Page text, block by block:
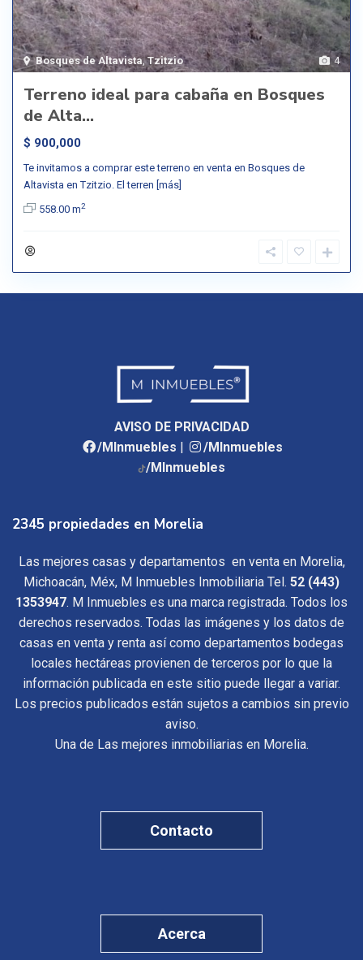
4
Bosques de Altavista,Tzitzio
Terreno ideal para cabaña en Bosques
de Alta...
$ 900,000
Te invitamos a comprar este terreno en venta en Bosques de
Altavista en Tzitzio. El terren [más]
558.00 m2
AVISO DE PRIVACIDAD
/MInmuebles |
/MInmuebles
/MInmuebles
2345 propiedades en Morelia
Las mejores casas y departamentos en venta en Morelia,
Michoacán, Méx, M Inmuebles Inmobiliaria Tel. 52 (443)
1353947. M Inmuebles es una marca registrada. Todos los
derechos reservados. Todas las imágenes y los datos de
casas en venta y renta así como departamentos bodegas
locales hectáreas provienen de terceros por lo que la
información publicada en este sitio puede llegar a variar.
Los precios publicados están sujetos a cambios sin previo
aviso.
Una de Las mejores inmobiliarias en Morelia.